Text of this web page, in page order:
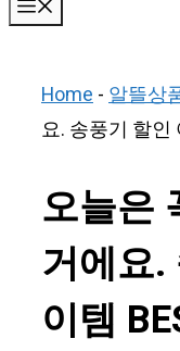
Home-알뜰상
요. 송풍기 할인
오늘은
거에요.
이템